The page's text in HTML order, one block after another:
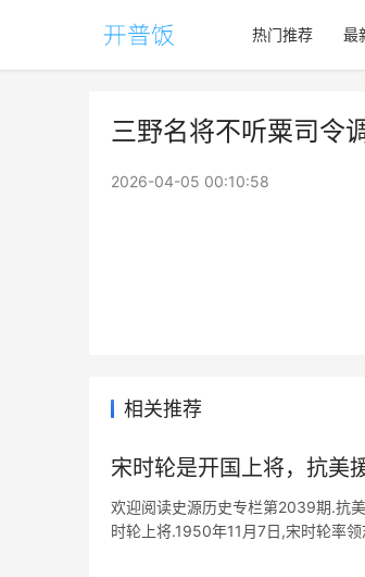
热门推荐 最
三野名将不听粟司令
2026-04-05 00:10:58
相关推荐
宋时轮是开国上将，抗美
欢迎阅读史源历史专栏第2039期.抗
时轮上将.1950年11月7日,宋时轮率